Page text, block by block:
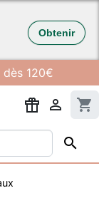
Obtenir
120€
 shopping_cart
